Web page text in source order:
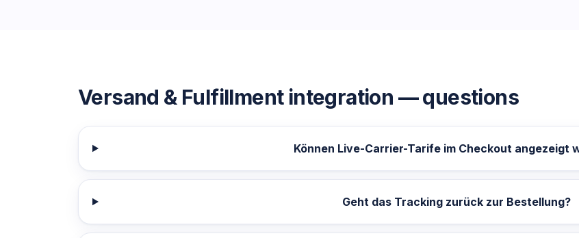
Versand & Fulfillmentintegration — questions
Können Live-Carrier-Tarife im Checkout angezeigt
Geht das Tracking zurück zur Bestellung?